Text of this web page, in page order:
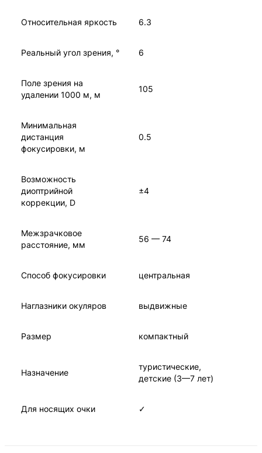
Относительная яркость 6.3
Реальный угол зрения, ° 6
Поле зрения на
удалении 1000 м, м
105
Минимальная
дистанция
фокусировки, м
0.5
Возможность
диоптрийной
коррекции, D
±4
Межзрачковое
расстояние, мм
56 — 74
Способ фокусировки центральная
Наглазники окуляров выдвижные
Размер компактный
Назначение
туристические,
детские (3—7 лет)
Для носящих очки ✓